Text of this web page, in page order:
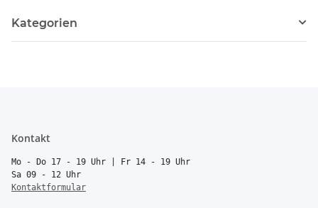
Kategorien
Kontakt
Mo - Do 17 - 19 Uhr | Fr 14 - 19 Uhr
Sa 09 - 12 Uhr
Kontaktformular